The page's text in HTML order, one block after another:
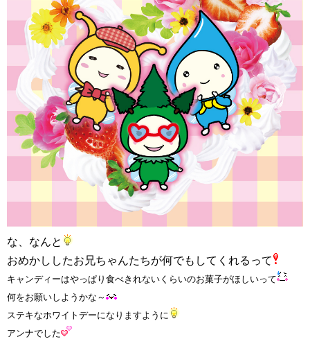
な、なんと
おめかししたお兄ちゃんたちが何でもしてくれるって
キャンディーはやっぱり食べきれないくらいのお菓子がほしいって
何をお願いしようかな～
ステキなホワイトデーになりますように
アンナでした